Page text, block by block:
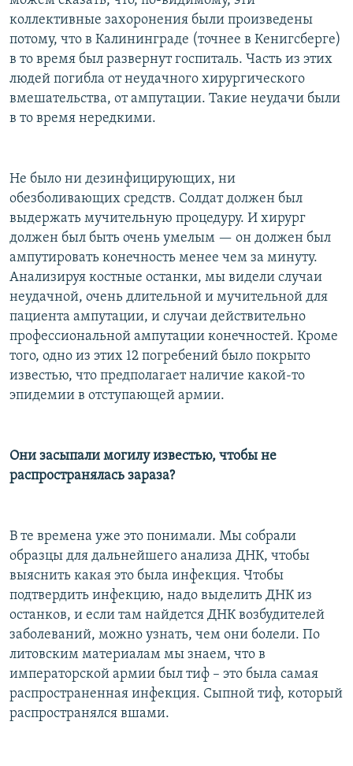
коллективные захоронения были произведены
потому, что в Калининграде (точнее в Кенигсберге)
в то время был развернут госпиталь. Часть из этих
людей погибла от неудачного хирургического
вмешательства, от ампутации. Такие неудачи были
в то время нередкими.
Не было ни дезинфицирующих, ни
обезболивающих средств. Солдат должен был
выдержать мучительную процедуру. И хирург
должен был быть очень умелым — он должен был
ампутировать конечность менее чем за минуту.
Анализируя костные останки, мы видели случаи
неудачной, очень длительной и мучительной для
пациента ампутации, и случаи действительно
профессиональной ампутации конечностей. Кроме
того, одно из этих 12 погребений было покрыто
известью, что предполагает наличие какой-то
эпидемии в отступающей армии.
Они засыпали могилу известью, чтобы не
распространялась зараза?
В те времена уже это понимали. Мы собрали
образцы для дальнейшего анализа ДНК, чтобы
выяснить какая это была инфекция. Чтобы
подтвердить инфекцию, надо выделить ДНК из
останков, и если там найдется ДНК возбудителей
заболеваний, можно узнать, чем они болели. По
литовским материалам мы знаем, что в
императорской армии был тиф – это была самая
распространенная инфекция. Сыпной тиф, который
распространялся вшами.